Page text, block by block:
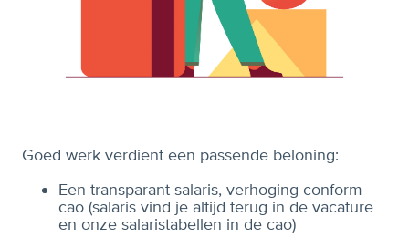
Goed werk verdient een passende beloning:
Een transparant salaris, verhoging conform
cao (salaris vind je altijd terug in de vacature
en onze salaristabellen in de cao)